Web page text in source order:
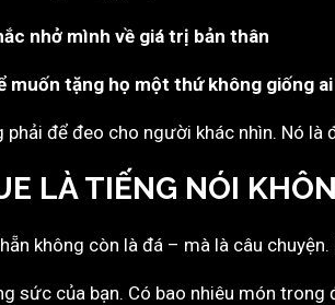
nhở mình về giá trị bản thân
muốn tặng họ một thứ không giống
để đeo cho người khác nhìn. Nó là
LÀ TIẾNG NÓI
không còn là đá – mà là câu
sức của bạn. Có bao nhiêu món trong